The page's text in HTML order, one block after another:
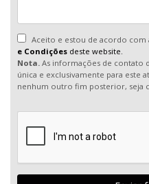
Aceito e estou de acordo com
e Condições deste website.
Nota. As informações de contato
única e exclusivamente para este
nenhum outro fim posterior, seja